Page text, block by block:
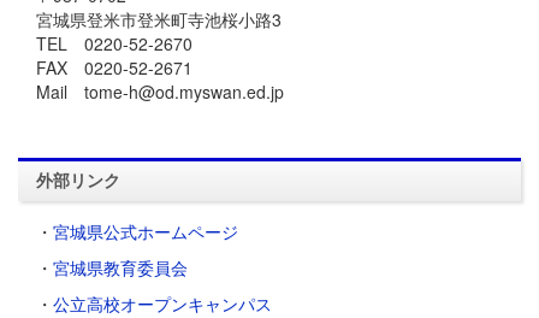
宮城県登米市登米町寺池桜小路3
TEL 0220-52-2670
FAX 0220-52-2671
Mail tome-h@od.myswan.ed.jp
外部リンク
・ 宮城県公式ホームページ
・ 宮城県教育委員会
・ 公立高校オープンキャンパス